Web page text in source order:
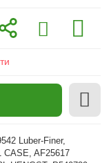
Luber-Finer,
CASE, AF25617